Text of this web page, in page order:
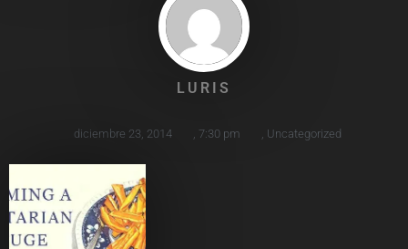
LURIS
diciembre 23, 2014 7:30 pm Uncategorized